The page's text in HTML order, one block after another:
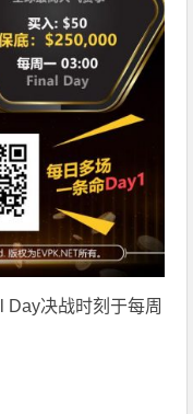
决战时刻于每周